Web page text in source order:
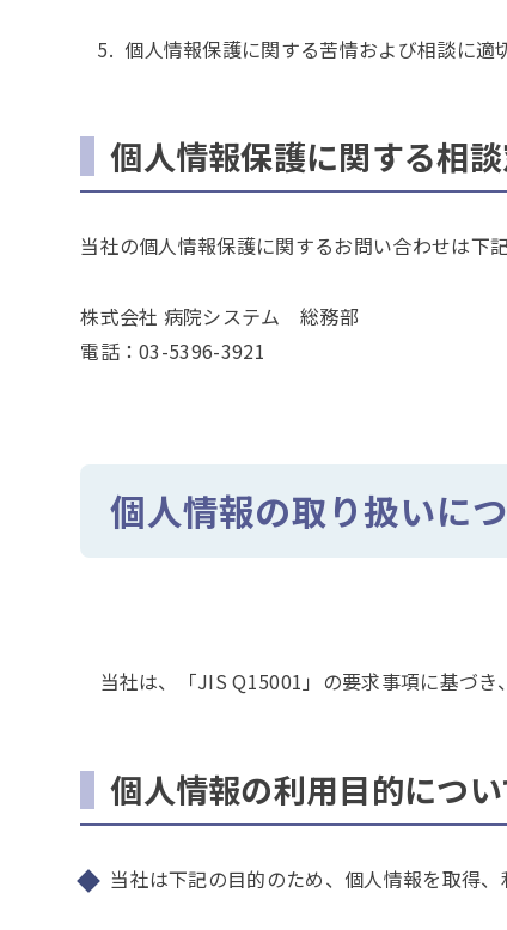
個人情報保護に関する苦情および相談に適
個人情報保護に関する相
当社の個人情報保護に関するお問い合わせは下
株式会社 病院システム 総務部
電話：03-5396-3921
個人情報の取り扱いに
当社は、「JIS Q15001」の要求事項に基づき
個人情報の利用目的につい
当社は下記の目的のため、個人情報を取得、